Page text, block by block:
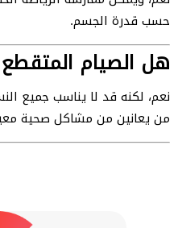
حسب قدرة الجسم.
هل الصيام
نعم، لكنه قد لا يناسب جميع
من يعانين من مشاكل صحية